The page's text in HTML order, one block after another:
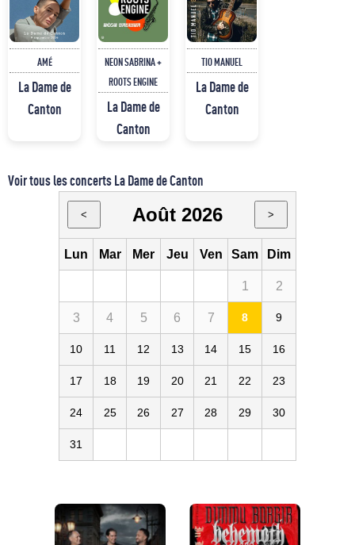
AMÉ
La Dame de
Canton
NEON SABRINA +
ROOTS ENGINE
La Dame de
Canton
TIO MANUEL
La Dame de
Canton
Voir tous les concerts La Dame de Canton
< Août 2026 >
Lun Mar Mer Jeu Ven Sam Dim
1 2
3 4 5 6 7 8 9
10 11 12 13 14 15 16
17 18 19 20 21 22 23
24 25 26 27 28 29 30
31